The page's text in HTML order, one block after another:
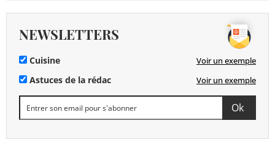
NEWSLETTERS
Cuisine Voir un exemple
Astuces de la rédac Voir un exemple